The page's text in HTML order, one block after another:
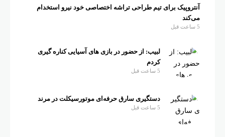
آنتروپیک برای تیم طراحی تراشه اختصاصی خود نیرو استخدام
می‌کند
لبیب: از حضور در بازی های آسیایی کناره گیری
کردم
دستگیری سارق حرفه‌ای موتورسیکلت در مرند